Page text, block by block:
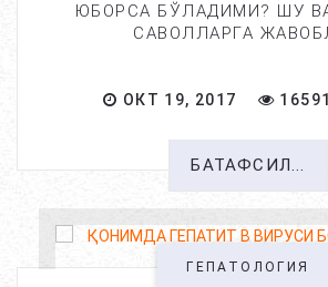
ЮБОРСА БЎЛАДИМИ? ШУ
САВОЛЛАРГА
ОКТ 19, 2017 16591
БАТАФСИЛ...
ГЕПАТОЛОГИЯ